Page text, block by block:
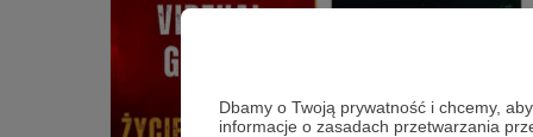
Dbamy o Twoją prywatność i chcemy,
informacje o zasadach przetwarzania